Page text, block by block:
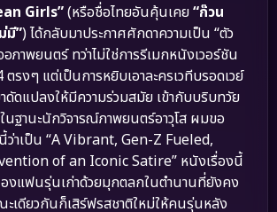
Girls”(หรือชื่อไทยอันคุ้นเคย“ก๊วน
มี”) ได้กลับมาประกาศศักดาความเป็น “ตัว
ภาพยนตร์ ทว่าไม่ใช่การรีเมกหนังเวอร์ชัน
รงๆ แต่เป็นการหยิบเอาละครเวทีบรอดเวย์
ดแปลงให้มีความร่วมสมัย เข้ากับบริบทวัย
ฐานะนักวิจารณ์ภาพยนตร์อาวุโส ผมขอ
ว่าเป็น “A Vibrant, Gen-Z Fueled,
of an Iconic Satire” หนังเรื่องนี้
งแฟนรุ่นเก่าด้วยมุกตลกในตำนานที่ยังคง
เดียวกันก็เสิร์ฟรสชาติใหม่ให้คนรุ่นหลัง